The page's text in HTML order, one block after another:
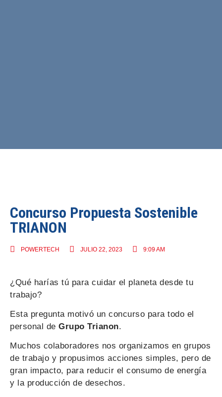
Concurso Propuesta Sostenible
TRIANON
POWERTECH JULIO 22, 2023 9:09 AM
¿Qué harías tú para cuidar el planeta desde tu
trabajo?
Esta pregunta motivó un concurso para todo el
personal de Grupo Trianon.
Muchos colaboradores nos organizamos en grupos
de trabajo y propusimos acciones simples, pero de
gran impacto, para reducir el consumo de energía
y la producción de desechos.